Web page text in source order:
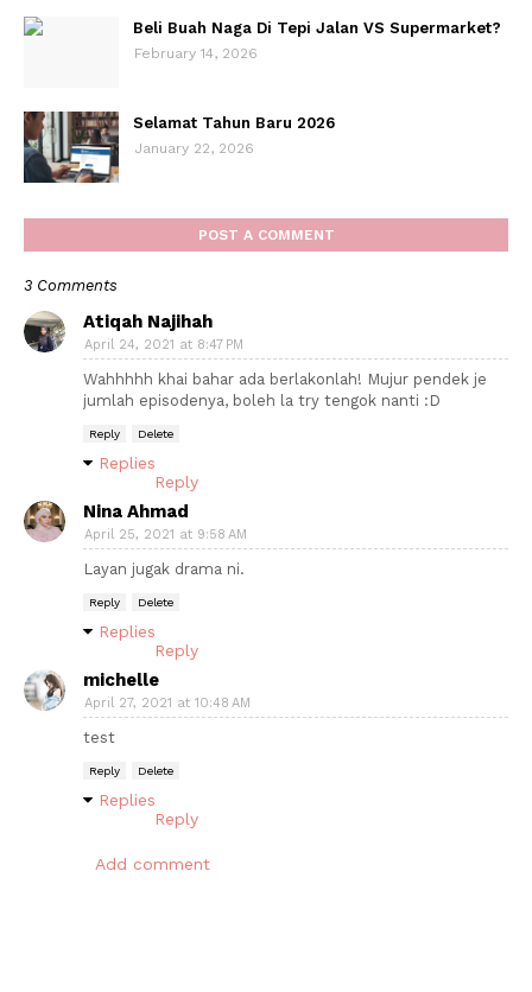
Beli Buah Naga Di Tepi Jalan VS Supermarket?
February 14, 2026
Selamat Tahun Baru 2026
January 22, 2026
POST A COMMENT
3 Comments
Atiqah Najihah
April 24, 2021 at 8:47 PM
Wahhhhh khai bahar ada berlakonlah! Mujur pendek je
jumlah episodenya, boleh la try tengok nanti :D
Reply Delete
Replies
Reply
Nina Ahmad
April 25, 2021 at 9:58 AM
Layan jugak drama ni.
Reply Delete
Replies
Reply
michelle
April 27, 2021 at 10:48 AM
test
Reply Delete
Replies
Reply
Add comment